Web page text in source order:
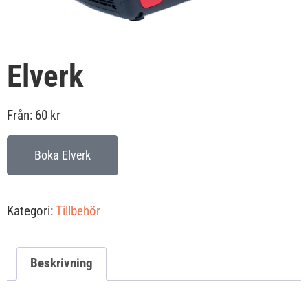
Elverk
Från: 60 kr
Boka Elverk
Kategori:Tillbehör
Beskrivning